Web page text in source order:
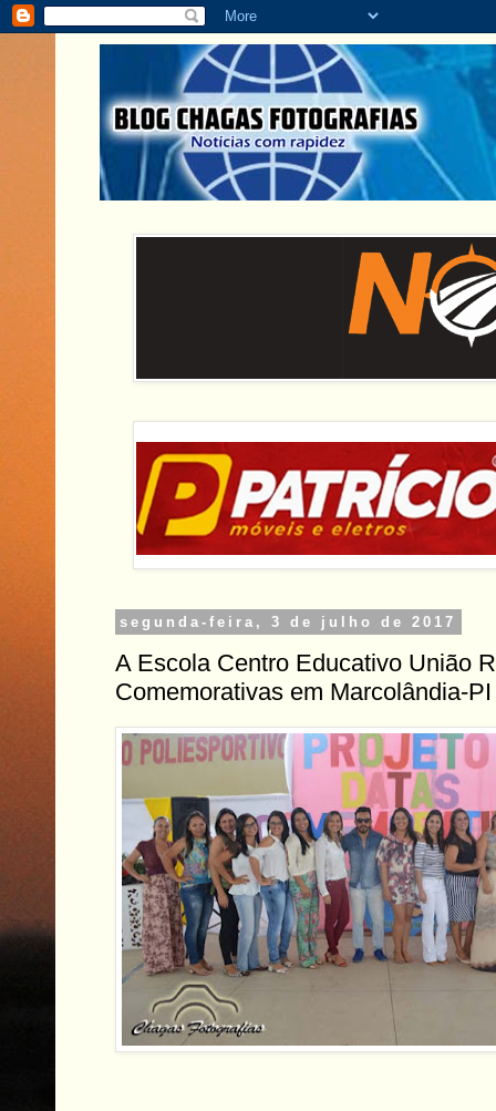
segunda-feira, 3 de julho de 2017
A Escola Centro Educativo União
Comemorativas em Marcolândia-PI